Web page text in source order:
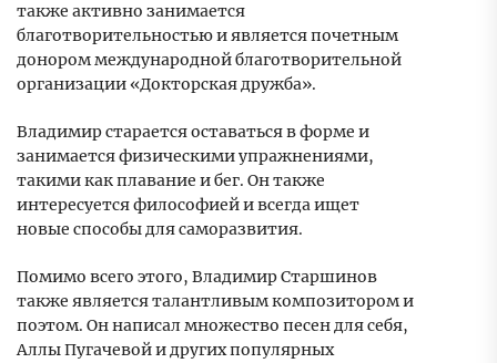
также активно занимается
благотворительностью и является почетным
донором международной благотворительной
организации «Докторская дружба».
Владимир старается оставаться в форме и
занимается физическими упражнениями,
такими как плавание и бег. Он также
интересуется философией и всегда ищет
новые способы для саморазвития.
Помимо всего этого, Владимир Старшинов
также является талантливым композитором и
поэтом. Он написал множество песен для себя,
Аллы Пугачевой и других популярных